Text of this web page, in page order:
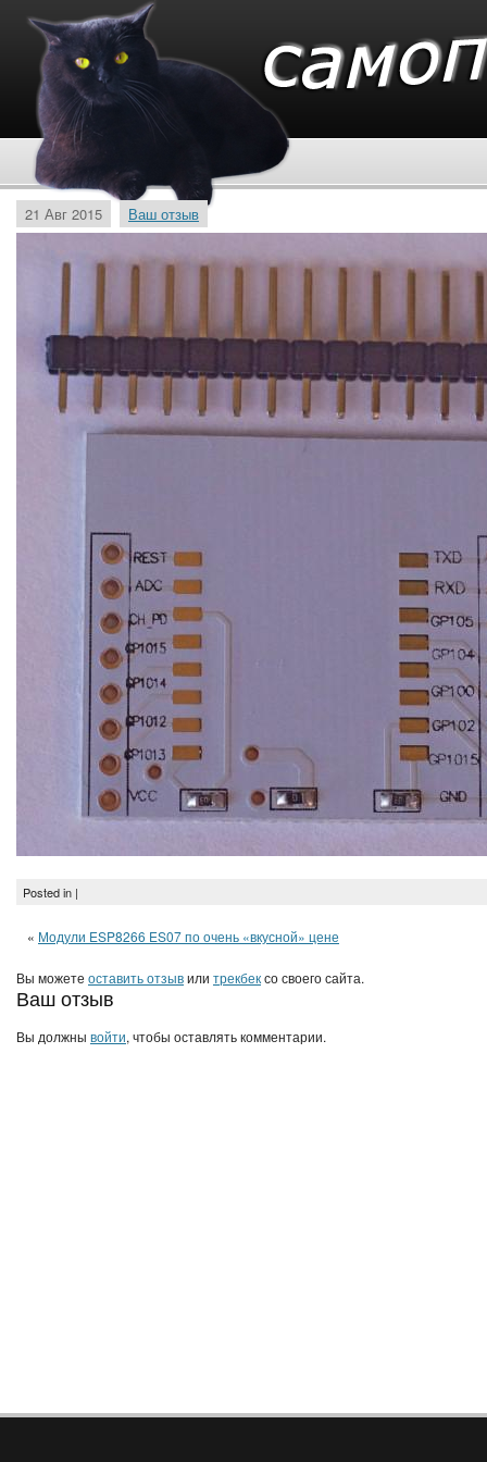
21 Авг 2015 Ваш отзыв
Posted in |
« Модули ESP8266 ES07 по очень «вкусной» цене
Вы можете оставить отзывили трекбексо своего сайта.
Ваш отзыв
Вы должны войти, чтобы оставлять комментарии.